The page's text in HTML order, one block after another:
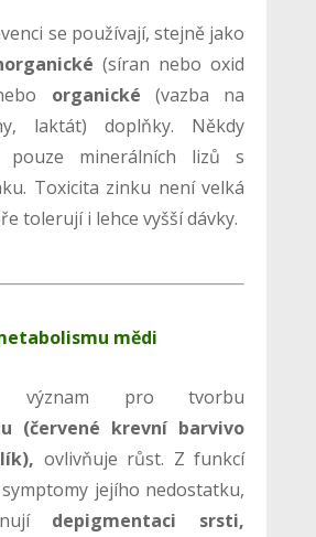
se používají, stejně jako
(síran nebo oxid
organické (vazba na
laktát) doplňky. Někdy
pouze minerálních lizů s
Toxicita zinku není velká
tolerují i lehce vyšší dávky.
mědi
význam pro tvorbu
(červené krevní barvivo
ovlivňuje růst. Z funkcí
jejího nedostatku,
depigmentaci srsti,